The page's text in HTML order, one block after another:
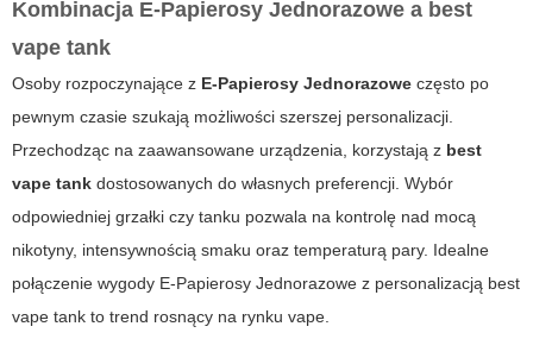
Kombinacja E-Papierosy Jednorazowe a best
vape tank
Osoby rozpoczynające z E-Papierosy Jednorazowe często po
pewnym czasie szukają możliwości szerszej personalizacji.
Przechodząc na zaawansowane urządzenia, korzystają z best
vape tank dostosowanych do własnych preferencji. Wybór
odpowiedniej grzałki czy tanku pozwala na kontrolę nad mocą
nikotyny, intensywnością smaku oraz temperaturą pary. Idealne
połączenie wygody E-Papierosy Jednorazowe z personalizacją best
vape tank to trend rosnący na rynku vape.